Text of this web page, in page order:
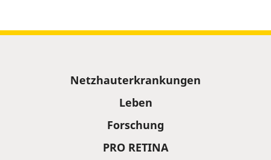
Netzhauterkrankungen
Leben
Forschung
PRO RETINA